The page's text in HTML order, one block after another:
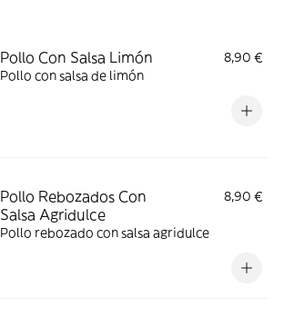
Pollo Con Salsa Limón
8,90 €
Pollo con salsa de limón
Pollo Rebozados Con
Salsa Agridulce
8,90 €
Pollo rebozado con salsa agridulce